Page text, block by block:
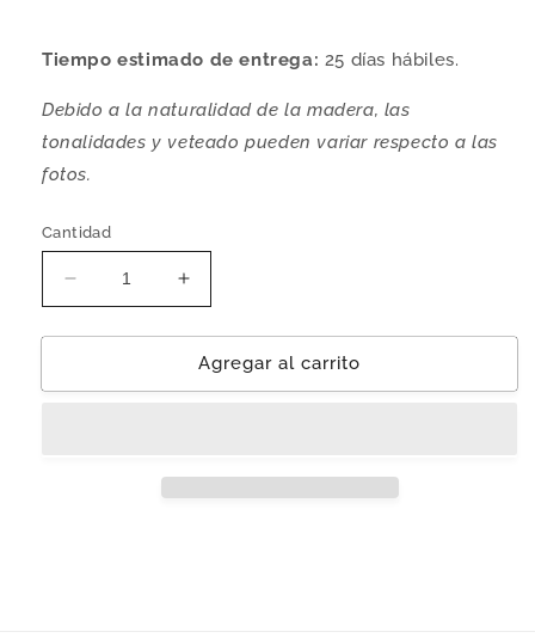
Tiempo estimado de entrega: 25 días hábiles.
Debido a la naturalidad de la madera, las
tonalidades y veteado pueden variar respecto a las
fotos.
Cantidad
Reducir
cantidad
para
&#39;Juárez&#39;
Aumentar
cantidad
para
Librero
&#39;Juárez&#39;
Agregar al carrito